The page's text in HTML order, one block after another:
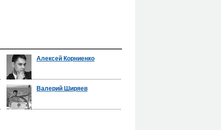
Алексей Корниенко
Валерий Ширяев